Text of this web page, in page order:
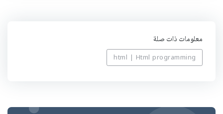
معلومات ذات صلة
html | Html programming